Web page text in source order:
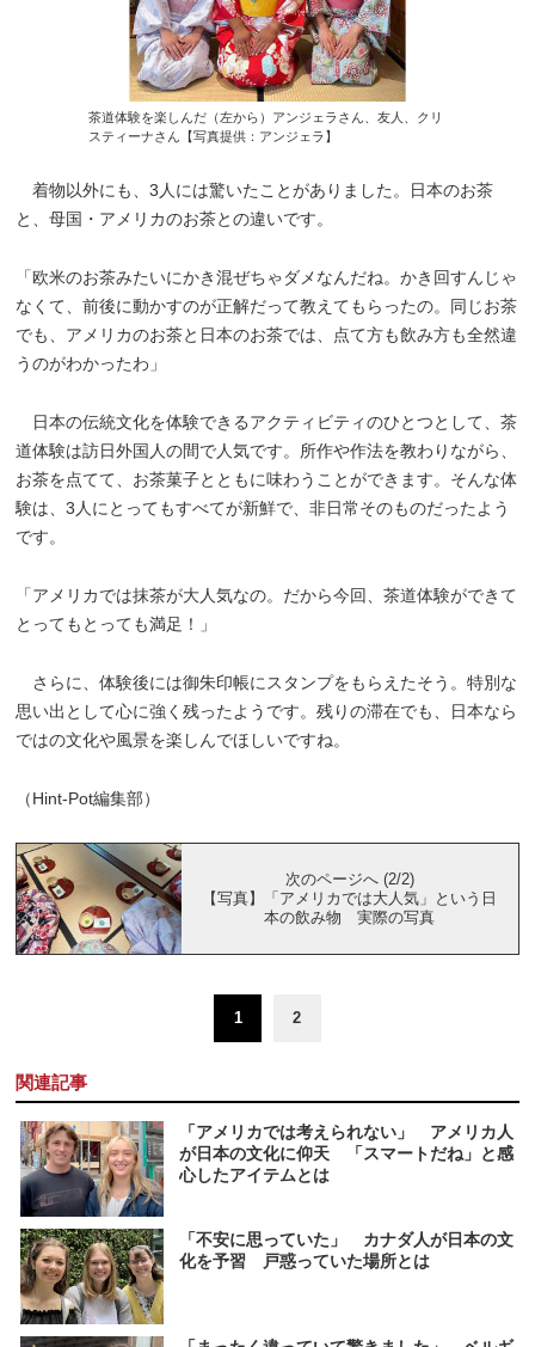
茶道体験を楽しんだ（左から）アンジェラさん、友人、クリ
スティーナさん【写真提供：アンジェラ】
着物以外にも、3人には驚いたことがありました。日本のお茶
と、母国・アメリカのお茶との違いです。
「欧米のお茶みたいにかき混ぜちゃダメなんだね。かき回すんじゃ
なくて、前後に動かすのが正解だって教えてもらったの。同じお茶
でも、アメリカのお茶と日本のお茶では、点て方も飲み方も全然違
うのがわかったわ」
日本の伝統文化を体験できるアクティビティのひとつとして、茶
道体験は訪日外国人の間で人気です。所作や作法を教わりながら、
お茶を点てて、お茶菓子とともに味わうことができます。そんな体
験は、3人にとってもすべてが新鮮で、非日常そのものだったよう
です。
「アメリカでは抹茶が大人気なの。だから今回、茶道体験ができて
とってもとっても満足！」
さらに、体験後には御朱印帳にスタンプをもらえたそう。特別な
思い出として心に強く残ったようです。残りの滞在でも、日本なら
ではの文化や風景を楽しんでほしいですね。
（Hint-Pot編集部）
次のページへ (2/2)
【写真】「アメリカでは大人気」という日
本の飲み物 実際の写真
1 2
関連記事
「アメリカでは考えられない」 アメリカ人
が日本の文化に仰天 「スマートだね」と感
心したアイテムとは
「不安に思っていた」 カナダ人が日本の文
化を予習 戸惑っていた場所とは